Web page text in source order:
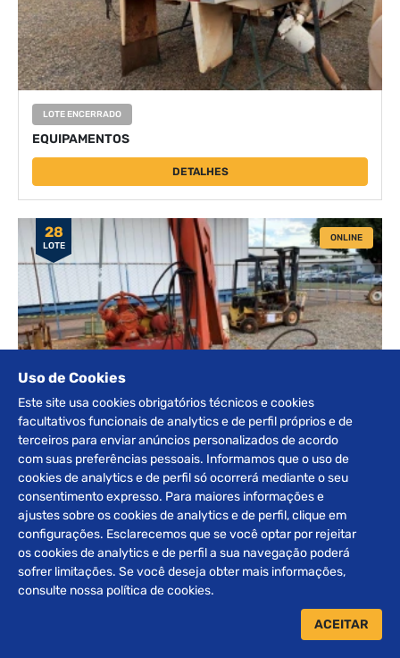
LOTE ENCERRADO
EQUIPAMENTOS
DETALHES
28
LOTE
ONLINE
LOTE ENCERRADO
EQUIPAMENTOS
DETALHES
Uso de Cookies
Este site usa cookies obrigatórios técnicos e cookies
facultativos funcionais de analytics e de perfil próprios e de
terceiros para enviar anúncios personalizados de acordo
com suas preferências pessoais. Informamos que o uso de
cookies de analytics e de perfil só ocorrerá mediante o seu
consentimento expresso. Para maiores informações e
ajustes sobre os cookies de analytics e de perfil, clique em
configurações. Esclarecemos que se você optar por rejeitar
os cookies de analytics e de perfil a sua navegação poderá
sofrer limitações. Se você deseja obter mais informações,
consulte nossa política de cookies.
ACEITAR